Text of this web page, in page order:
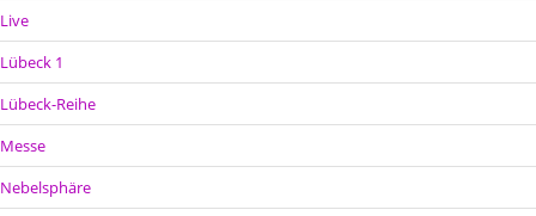
Live
Lübeck 1
Lübeck-Reihe
Messe
Nebelsphäre